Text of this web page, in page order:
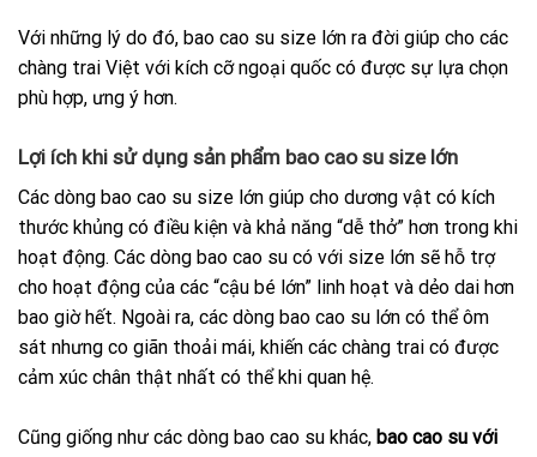
Với những lý do đó, bao cao su size lớn ra đời giúp cho các
chàng trai Việt với kích cỡ ngoại quốc có được sự lựa chọn
phù hợp, ưng ý hơn.
Lợi ích khi sử dụng sản phẩm bao cao su size lớn
Các dòng bao cao su size lớn giúp cho dương vật có kích
thước khủng có điều kiện và khả năng “dễ thở” hơn trong khi
hoạt động. Các dòng bao cao su có với size lớn sẽ hỗ trợ
cho hoạt động của các “cậu bé lớn” linh hoạt và dẻo dai hơn
bao giờ hết. Ngoài ra, các dòng bao cao su lớn có thể ôm
sát nhưng co giãn thoải mái, khiến các chàng trai có được
cảm xúc chân thật nhất có thể khi quan hệ.
Cũng giống như các dòng bao cao su khác, bao cao su với